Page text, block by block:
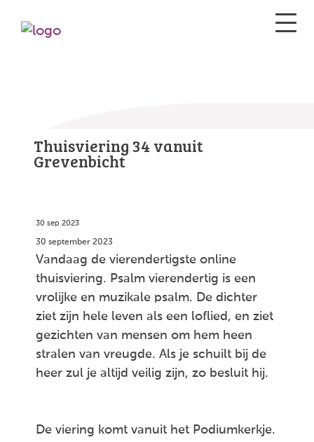
Thuisviering 34 vanuit
Grevenbicht
30 sep 2023
30 september 2023
Vandaag de vierendertigste online
thuisviering. Psalm vierendertig is een
vrolijke en muzikale psalm. De dichter
ziet zijn hele leven als een loflied, en ziet
gezichten van mensen om hem heen
stralen van vreugde. Als je schuilt bij de
heer zul je altijd veilig zijn, zo besluit hij.
De viering komt vanuit het Podiumkerkje.